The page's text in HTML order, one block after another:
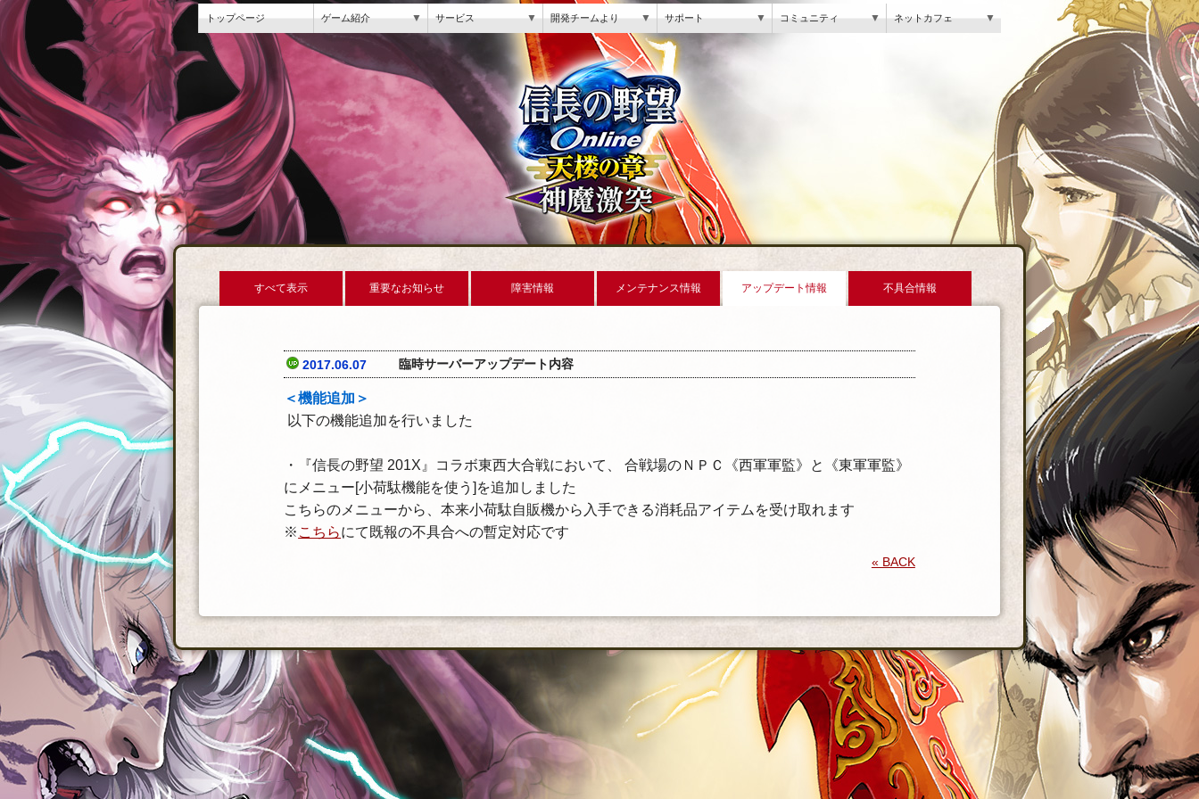
トップページ ゲーム紹介 ▼ サービス ▼ 開発チームより ▼ サポート ▼ コミュニティ ▼ ネットカフェ ▼
すべて表示 重要なお知らせ 障害情報 メンテナンス情報 アップデート情報 不具合情報
2017.06.07 臨時サーバーアップデート内容
＜機能追加＞
以下の機能追加を行いました
・『信長の野望 201X』コラボ東西大合戦において、 合戦場のＮＰＣ《西軍軍監》と《東軍軍監》
にメニュー[小荷駄機能を使う]を追加しました
こちらのメニューから、本来小荷駄自販機から入手できる消耗品アイテムを受け取れます
※ こちらにて既報の不具合への暫定対応です
« BACK